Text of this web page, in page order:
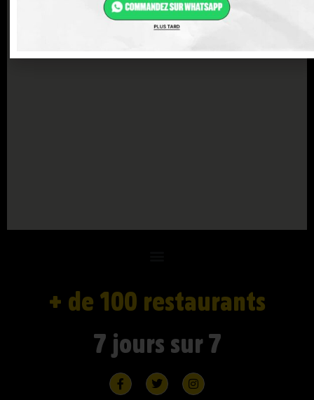
+ de 100 restaurants
7 jours sur 7